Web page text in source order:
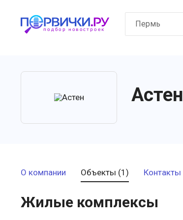
Пермь
Астен
О компании Объекты (1) Контакты
Жилые комплексы